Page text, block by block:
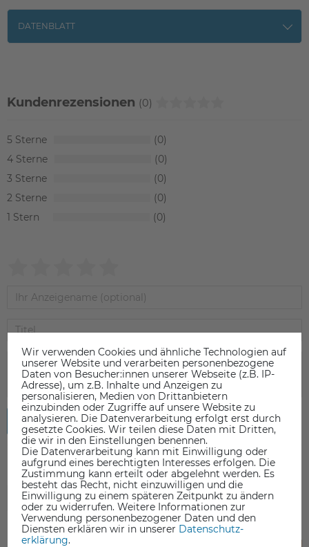
DATENBLATT
Kundenrezensionen (0)
5
0
4
0
3
0
2
0
1
0
Rezension senden
ZUBEHÖR
-0%
Wir verwenden Cookies und ähnliche Technologien auf
unserer Website und verarbeiten personenbezogene
Daten von Besucher:innen unserer Webseite (z.B. IP-
Adresse), um z.B. Inhalte und Anzeigen zu
personalisieren, Medien von Drittanbietern
einzubinden oder Zugriffe auf unsere Website zu
analysieren. Die Datenverarbeitung erfolgt erst durch
gesetzte Cookies. Wir teilen diese Daten mit Dritten,
die wir in den Einstellungen benennen.
Die Datenverarbeitung kann mit Einwilligung oder
aufgrund eines berechtigten Interesses erfolgen. Die
Zustimmung kann erteilt oder abgelehnt werden. Es
besteht das Recht, nicht einzuwilligen und die
Einwilligung zu einem späteren Zeitpunkt zu ändern
oder zu widerrufen. Weitere Informationen zur
Verwendung personenbezogener Daten und den
Diensten erklären wir in unserer Daten­schutz­
erklärung.